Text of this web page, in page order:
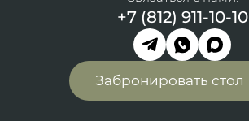
Забронировать стол
+7 (812) 911-10-10